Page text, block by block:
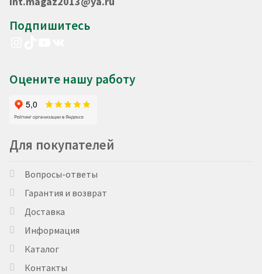
Подпишитесь
Оцените нашу работу
Для покупателей
Вопросы-ответы
Гарантия и возврат
Доставка
Информация
Каталог
Контакты